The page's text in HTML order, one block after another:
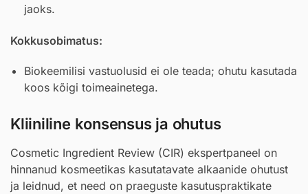
jaoks.
Kokkusobimatus:
Biokeemilisi vastuolusid ei ole teada; ohutu kasutada
koos kõigi toimeainetega.
Kliiniline konsensus ja ohutus
Cosmetic Ingredient Review (CIR) ekspertpaneel on
hinnanud kosmeetikas kasutatavate alkaanide ohutust
ja leidnud, et need on praeguste kasutuspraktikate